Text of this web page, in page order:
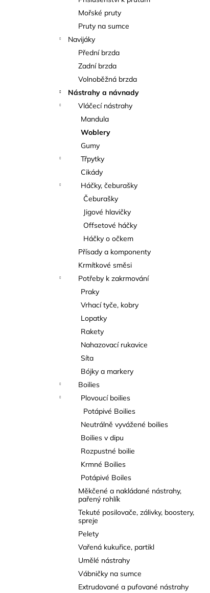
Mořské pruty
Pruty na sumce
Navijáky
Přední brzda
Zadní brzda
Volnoběžná brzda
Nástrahy a návnady
Vláčecí nástrahy
Mandula
Woblery
Gumy
Třpytky
Cikády
Háčky, čeburašky
Čeburašky
Jigové hlavičky
Offsetové háčky
Háčky o očkem
Přísady a komponenty
Krmítkové směsi
Potřeby k zakrmování
Praky
Vrhací tyče, kobry
Lopatky
Rakety
Nahazovací rukavice
Síta
Bójky a markery
Boilies
Plovoucí boilies
Potápivé Boilies
Neutrálně vyvážené boilies
Boilies v dipu
Rozpustné boilie
Krmné Boilies
Potápivé Boiles
Měkčené a nakládané nástrahy,
pařený rohlík
Tekuté posilovače, zálivky, boostery,
spreje
Pelety
Vařená kukuřice, partikl
Umělé nástrahy
Vábničky na sumce
Extrudované a pufované nástrahy
KAPROVÁ SMĚS RICHARDA
KONOPÁSKA RIKOMIX KAPR ČERVENÝ